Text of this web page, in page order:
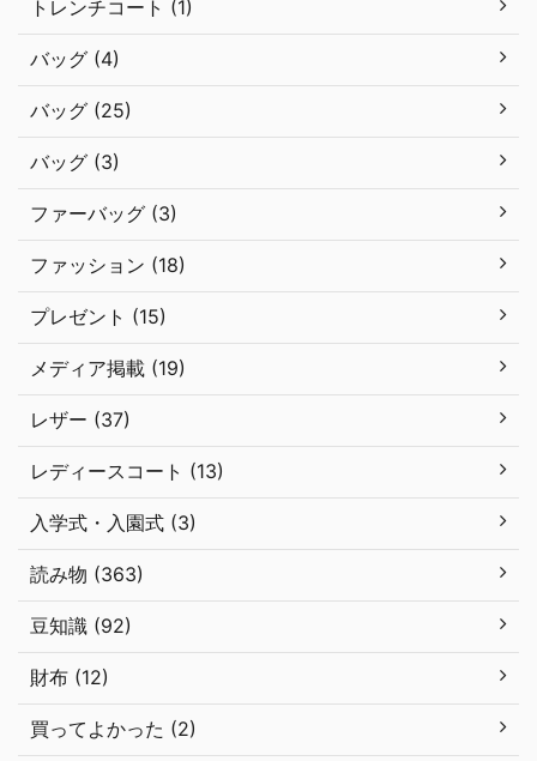
トレンチコート (1)
バッグ (4)
バッグ (25)
バッグ (3)
ファーバッグ (3)
ファッション (18)
プレゼント (15)
メディア掲載 (19)
レザー (37)
レディースコート (13)
入学式・入園式 (3)
読み物 (363)
豆知識 (92)
財布 (12)
買ってよかった (2)